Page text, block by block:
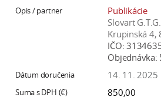
Publikácie
Slovart
Krupinská 4,
IČO:
Objednávka:
14. 11. 2025
850,00